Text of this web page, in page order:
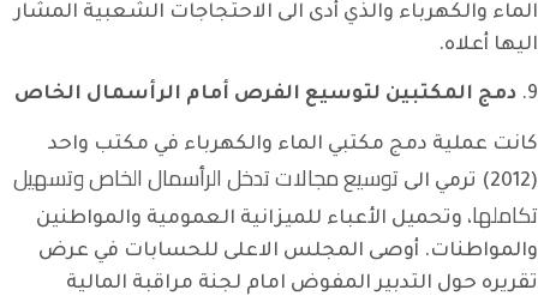
الماء والكهرباء والذي أدى الى الاحتجاجات الشعبية المشار
اليها أعلاه.
9. دمج المكتبين لتوسيع الفرص أمام الرأسمال الخاص
كانت عملية دمج مكتبي الماء والكهرباء في مكتب واحد
(2012) ترمي الى
توسيع مجالات تدخل الرأسمال الخاص وتسهيل
تكاملها، وتحميل الأعباء للميزانية العمومية والمواطنين
والمواطنات. أوصى المجلس الاعلى للحسابات في عرض
تقريره حول التدبير المفوض امام لجنة مراقبة المالية